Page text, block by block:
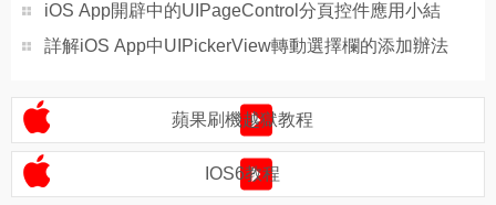
iOS App開辟中的UIPageControl分頁控件應用小結
詳解iOS App中UIPickerView轉動選擇欄的添加辦法
蘋果刷機越獄教程
IOS6教程